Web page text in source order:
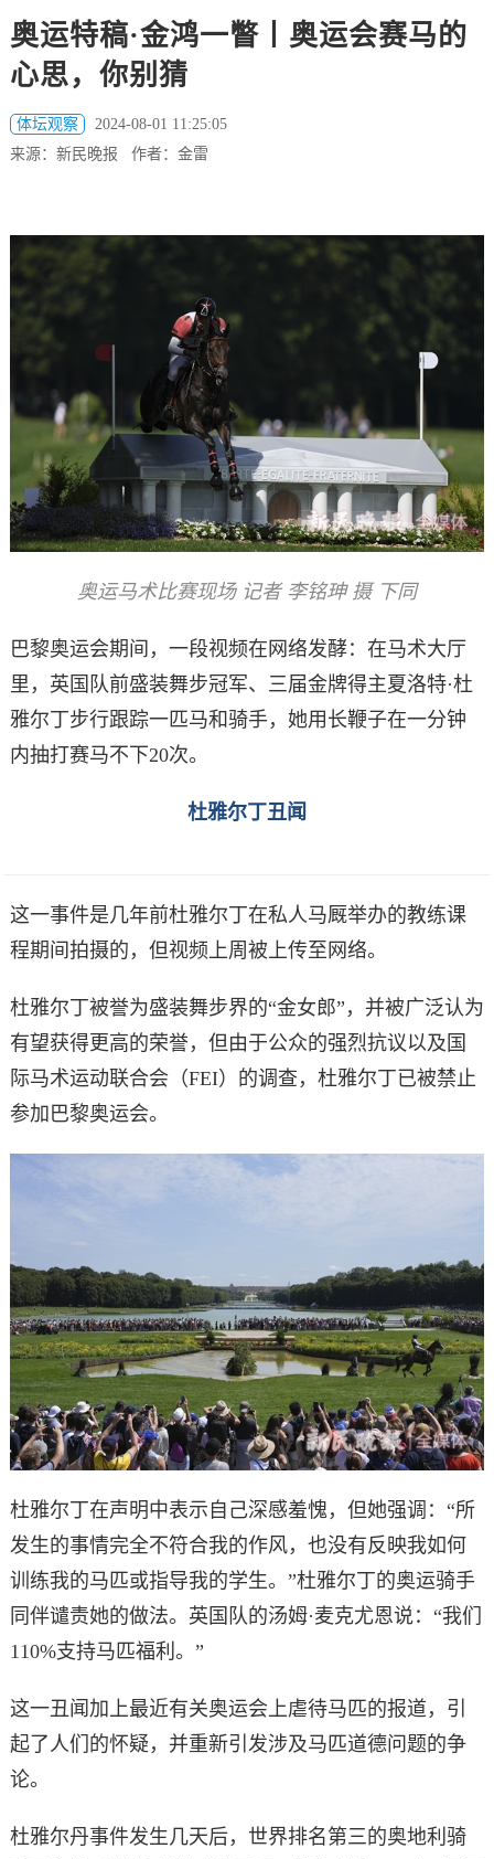
奥运特稿·金鸿一瞥丨奥运会赛马的
心思，你别猜
体坛观察
2024-08-01 11:25:05
来源：新民晚报 作者：金雷
奥运马术比赛现场 记者 李铭珅 摄 下同
巴黎奥运会期间，一段视频在网络发酵：在马术大厅
里，英国队前盛装舞步冠军、三届金牌得主夏洛特·杜
雅尔丁步行跟踪一匹马和骑手，她用长鞭子在一分钟
内抽打赛马不下20次。
杜雅尔丁丑闻
这一事件是几年前杜雅尔丁在私人马厩举办的教练课
程期间拍摄的，但视频上周被上传至网络。
杜雅尔丁被誉为盛装舞步界的“金女郎”，并被广泛认为
有望获得更高的荣誉，但由于公众的强烈抗议以及国
际马术运动联合会（FEI）的调查，杜雅尔丁已被禁止
参加巴黎奥运会。
杜雅尔丁在声明中表示自己深感羞愧，但她强调：“所
发生的事情完全不符合我的作风，也没有反映我如何
训练我的马匹或指导我的学生。”杜雅尔丁的奥运骑手
同伴谴责她的做法。英国队的汤姆·麦克尤恩说：“我们
110%支持马匹福利。”
这一丑闻加上最近有关奥运会上虐待马匹的报道，引
起了人们的怀疑，并重新引发涉及马匹道德问题的争
论。
杜雅尔丹事件发生几天后，世界排名第三的奥地利骑